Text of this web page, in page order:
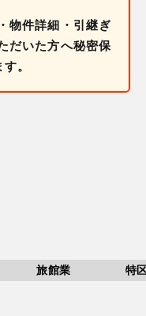
物件詳細・引継ぎ
だいた方へ秘密保
。
旅館業 特